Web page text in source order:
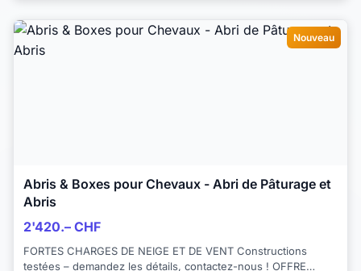
Nouveau
Abris & Boxes pour Chevaux - Abri de Pâturage et
Abris
2'420.– CHF
FORTES CHARGES DE NEIGE ET DE VENT Constructions
testées – demandez les détails, contactez-nous ! OFFRE